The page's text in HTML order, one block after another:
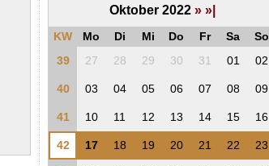
Oktober 2022 » »|
KW Mo Di Mi Do Fr Sa
So
39
27 28 29 30 31 01 02
40 03 04 05 06 07 08 09
41 10 11 12 13 14 15 16
42 17 18 19 20 21 22 23